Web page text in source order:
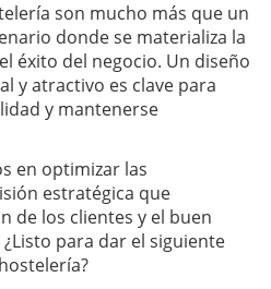
son mucho más que un
donde se materializa la
éxito del negocio. Un diseño
y atractivo es clave para
y mantenerse
en optimizar las
estratégica que
de los clientes y el buen
para dar el siguiente